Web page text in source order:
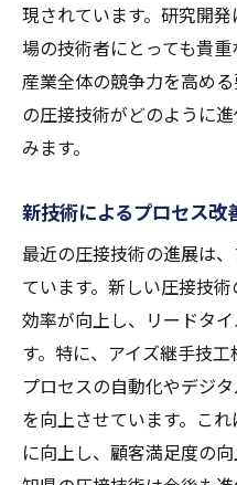
現されています。研究開
場の技術者にとっても貴
産業全体の競争力を高め
の圧接技術がどのように
みます。
新技術によるプロセス改
最近の圧接技術の進展は
ています。新しい圧接技
効率が向上し、リードタ
す。特に、アイズ継手技
プロセスの自動化やデジ
を向上させています。こ
に向上し、顧客満足度の